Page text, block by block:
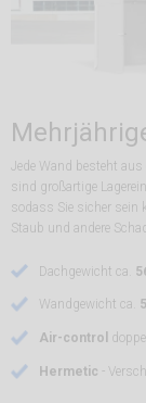
Jede Wand besteht
sind großartige
sodass Sie sicher sein
Staub und andere
Dachgewicht ca.
Wandgewicht ca.
Air-control
Hermetic -